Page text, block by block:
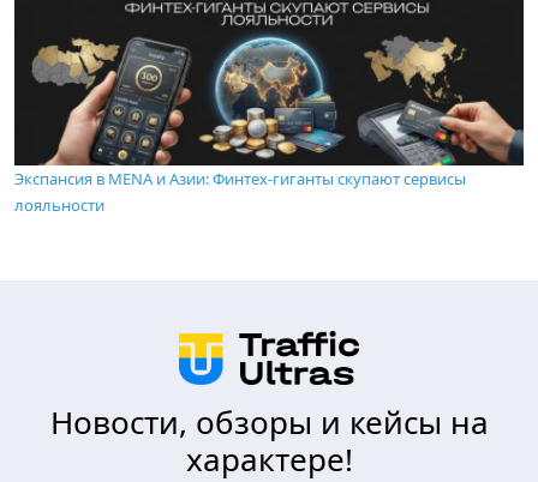
Экспансия в MENA и Азии: Финтех-гиганты скупают сервисы
лояльности
Новости, обзоры и кейсы на
характере!